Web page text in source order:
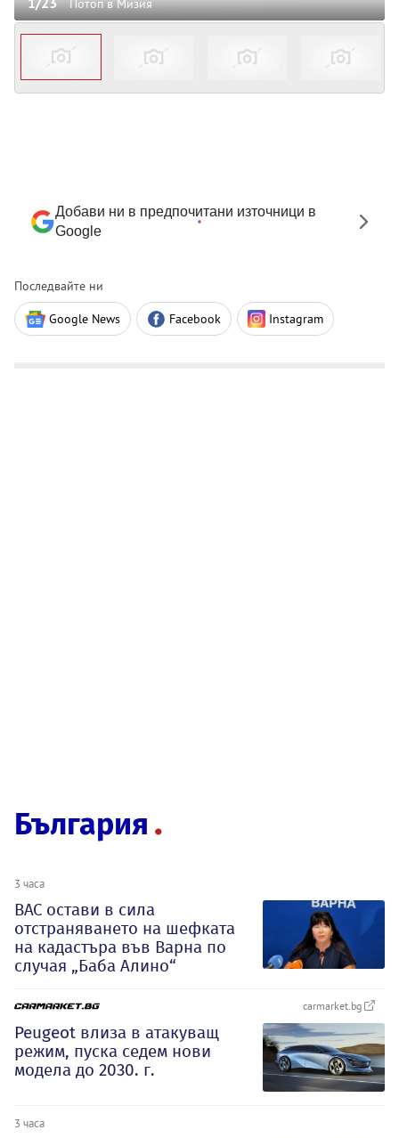
Добави ни в предпочитани източници в
Google
Последвайте ни
Google News Facebook Instagram
България
3 часа
ВАС остави в сила
отстраняването на шефката
на кадастъра във Варна по
случая „Баба Алино“
carmarket.bg
Peugeot влиза в атакуващ
режим, пуска седем нови
модела до 2030. г.
3 часа